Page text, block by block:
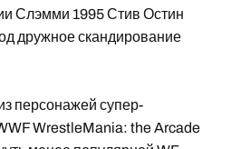
Слэмми 1995 Стив Остин
дружное скандирование
персонажей супер-
WrestleMania: the Arcade